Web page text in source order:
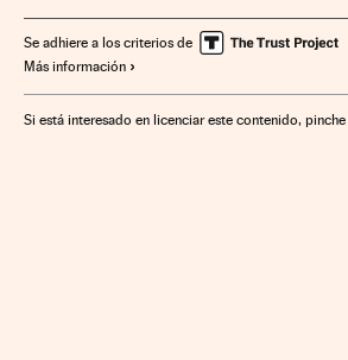
Transporte carretera Transporte marítimo
Unión Europea
Empresas Transporte Economía
Se adhiere a los criterios de
Más información
Si está interesado en licenciar este contenido, pinche